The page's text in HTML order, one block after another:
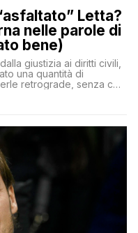
Letta?
nelle parole di
bene)
giustizia ai diritti civili,
una quantità di
retrograde, senza che
glielo abbia fatto notare